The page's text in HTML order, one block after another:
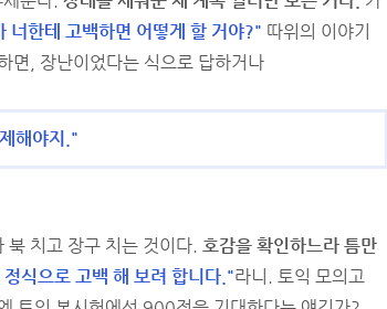
너한테 고백하면 어떻게 할 거야?" 따위의 이야기
면, 장난이었다는 식으로 답하거나
해야지."
북 치고 장구 치는 것이다. 호감을 확인하느라 틈만
식으로 고백 해 보려 합니다."라니. 토익 모의고